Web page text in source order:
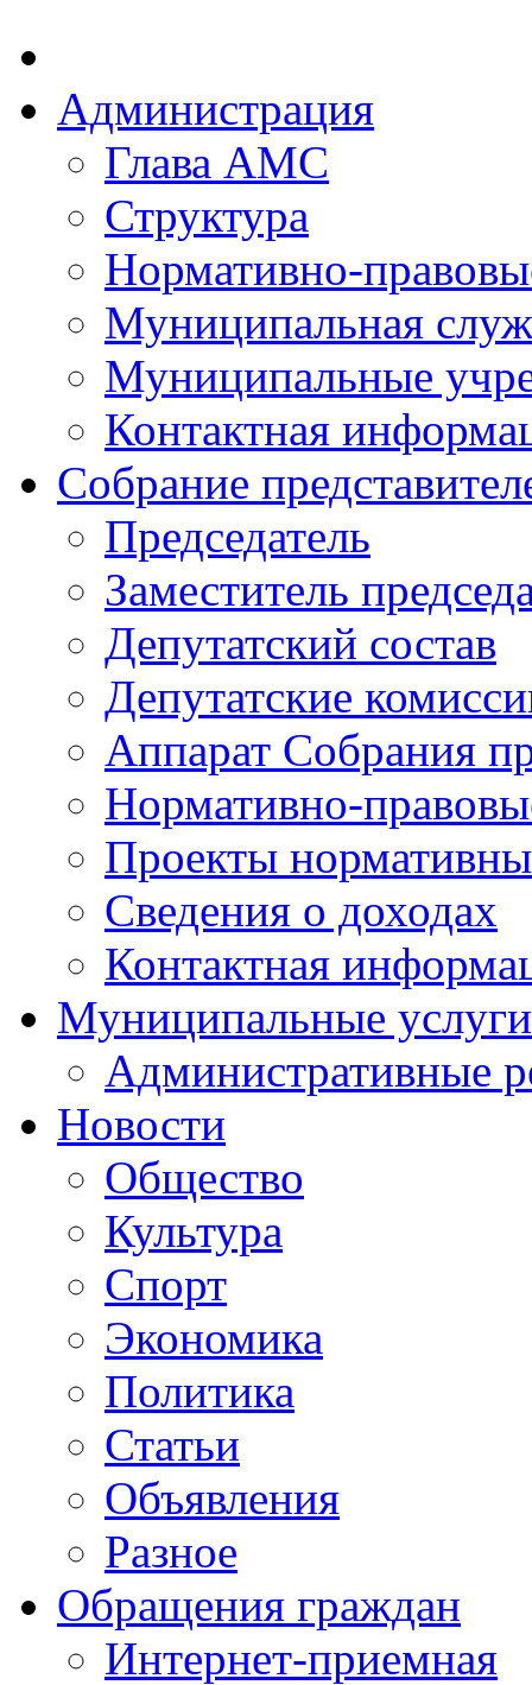
Администрация
Глава АМС
Структура
Нормативно-
Муниципальная
Муниципальные
Контактная
Собрание
Председатель
Заместитель
Депутатский состав
Депутатские
Аппарат Собрания
Нормативно-
Проекты
Сведения о доходах
Контактная
Муниципальные услуги
Административные
Новости
Общество
Культура
Спорт
Экономика
Политика
Статьи
Объявления
Разное
Обращения граждан
Интернет-приемная